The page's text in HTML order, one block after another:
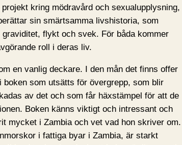
kring mödravård och sexualupplysning,
sin smärtsamma livshistoria, som
flykt och svek. För båda kommer
roll i deras liv.
en vanlig deckare. I den mån det finns offer
som utsätts för övergrepp, som blir
av det och som får häxstämpel för att de
Boken känns viktigt och intressant och
mycket i Zambia och vet vad hon skriver om.
i fattiga byar i Zambia, är starkt